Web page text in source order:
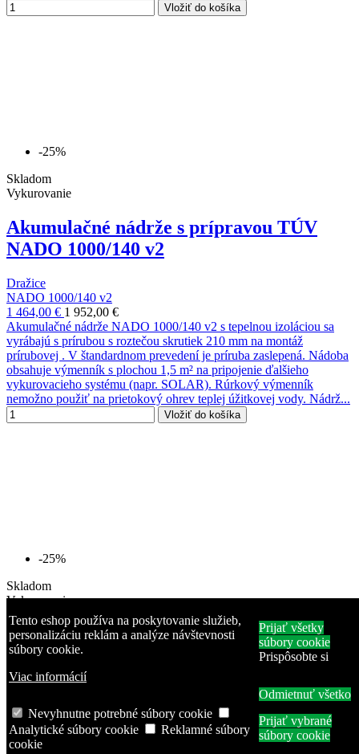
Tento eshop používa na poskytovanie služieb,
personalizáciu reklám a analýze návštevnosti
súbory cookie.
Viac informácií
Prijať všetky
súbory cookie
Prispôsobte si
Odmietnuť všetko
Nevyhnutne potrebné súbory cookie
Analytické súbory cookie
Reklamné súbory
cookie
Prijať vybrané
súbory cookie
Vložiť do košíka
-25%
Skladom
Vykurovanie
Akumulačné nádrže s prípravou TÚV
NADO 1000/140 v2
Dražice
NADO 1000/140 v2
1 464,00 € 1 952,00 €
Akumulačné nádrže NADO 1000/140 v2 s tepelnou izoláciou sa
vyrábajú s prírubou s roztečou skrutiek 210 mm na montáž
prírubovej . V štandardnom prevedení je príruba zaslepená. Nádoba
obsahuje výmenník s plochou 1,5 m² na pripojenie ďalšieho
vykurovacieho systému (napr. SOLAR). Rúrkový výmenník
nemožno použiť na prietokový ohrev teplej úžitkovej vody. Nádrž...
Vložiť do košíka
-25%
Skladom
Vykurovanie
Akumulačné nádrže s prípravou TÚV
NADO 1000/200 v1
NADO 1000/200 v1
1 428,00 €1 904,00 €
Akumulačné nádrže NADO 1000/200 v1 sa vyrábajú s prírubou s
roztečou skrutiek 210 mm na montáž . V štandardnom prevedení je